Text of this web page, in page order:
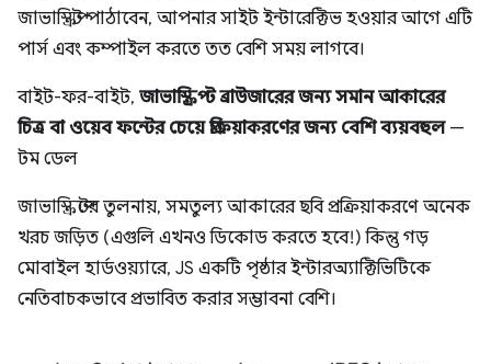
জাভাস্ক্রিপ্ট পাঠাবেন, আপনার সাইট ইন্টারেক্টিভ হওয়ার আগে এটি
পার্স এবং কম্পাইল করতে তত বেশি সময় লাগবে।
বাইট-ফর-বাইট, জাভাস্ক্রিপ্ট ব্রাউজারের জন্য সমান আকারের
চিত্র বা ওয়েব ফন্টের চেয়ে প্রক্রিয়াকরণের জন্য বেশি ব্যয়বহুল—
টম ডেল
জাভাস্ক্রিপ্টের তুলনায়, সমতুল্য আকারের ছবি প্রক্রিয়াকরণে অনেক
খরচ জড়িত (এগুলি এখনও ডিকোড করতে হবে!) কিন্তু গড়
মোবাইল হার্ডওয়্যারে, JS একটি পৃষ্ঠার ইন্টারঅ্যাক্টিভিটিকে
নেতিবাচকভাবে প্রভাবিত করার সম্ভাবনা বেশি।